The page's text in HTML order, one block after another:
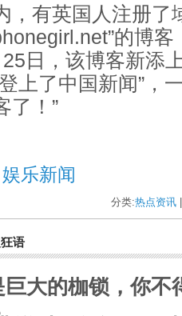
有英国人注册了
的博客
日，该博客新添
上了中国新闻”，
了！”
娱乐新闻
分类:热点资讯
语
大的枷锁，你不